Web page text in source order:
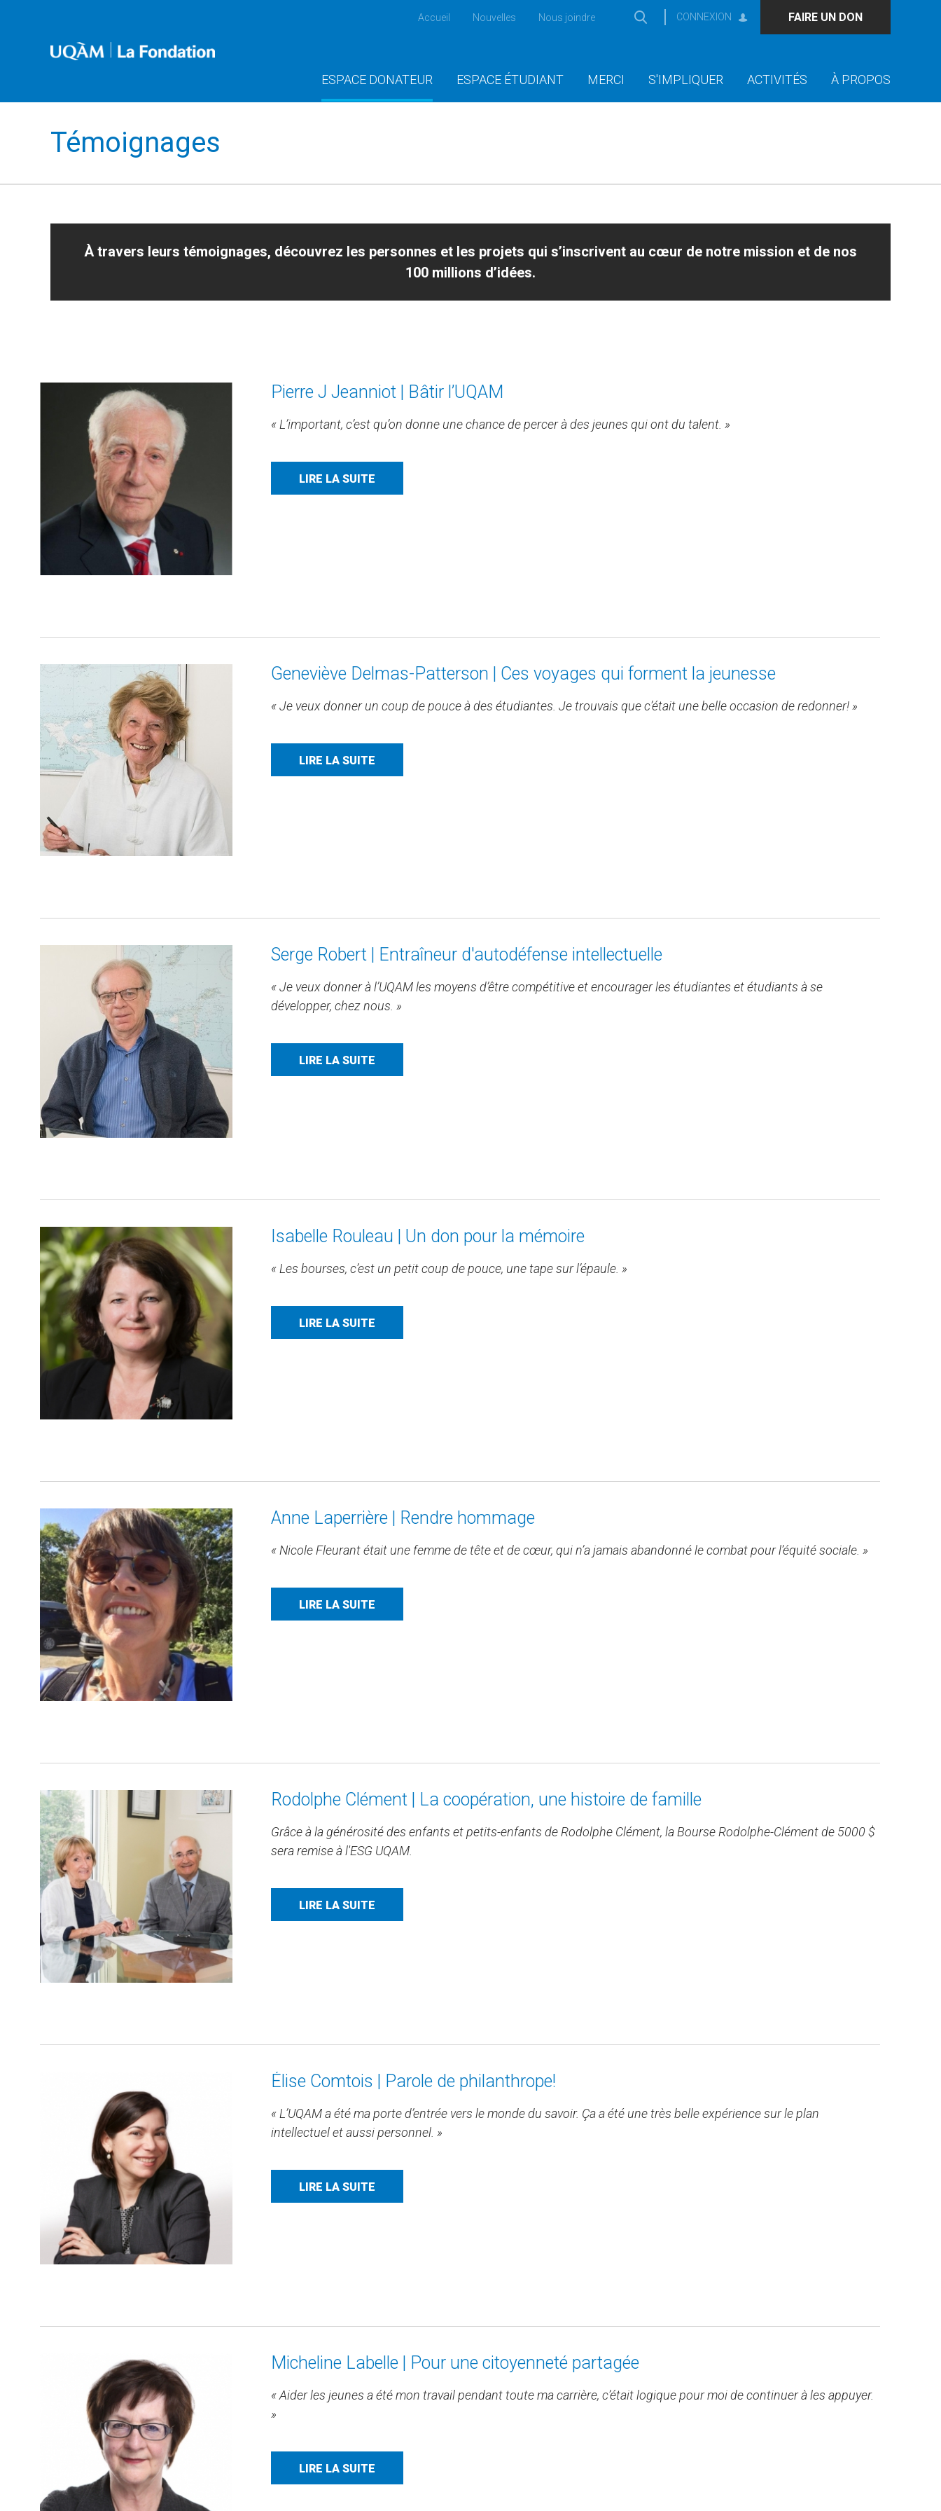
Accueil Nouvelles Nous joindre CONNEXION FAIRE UN DON
ESPACE DONATEUR ESPACE ÉTUDIANT MERCI S'IMPLIQUER ACTIVITÉS À PROPOS
Témoignages
À travers leurs témoignages, découvrez les personnes et les projets qui s’inscrivent au cœur de notre mission et de nos
100 millions d’idées.
Pierre J Jeanniot | Bâtir l’UQAM
« L’important, c’est qu’on donne une chance de percer à des jeunes qui ont du talent. »
LIRE LA SUITE
Geneviève Delmas-Patterson | Ces voyages qui forment la jeunesse
« Je veux donner un coup de pouce à des étudiantes. Je trouvais que c’était une belle occasion de redonner! »
LIRE LA SUITE
Serge Robert | Entraîneur d'autodéfense intellectuelle
« Je veux donner à l’UQAM les moyens d’être compétitive et encourager les étudiantes et étudiants à se
développer, chez nous. »
LIRE LA SUITE
Isabelle Rouleau | Un don pour la mémoire
« Les bourses, c’est un petit coup de pouce, une tape sur l’épaule. »
LIRE LA SUITE
Anne Laperrière | Rendre hommage
« Nicole Fleurant était une femme de tête et de cœur, qui n’a jamais abandonné le combat pour l’équité sociale. »
LIRE LA SUITE
Rodolphe Clément | La coopération, une histoire de famille
Grâce à la générosité des enfants et petits-enfants de Rodolphe Clément, la Bourse Rodolphe-Clément de 5000 $
sera remise à l'ESG UQAM.
LIRE LA SUITE
Élise Comtois | Parole de philanthrope!
« L’UQAM a été ma porte d’entrée vers le monde du savoir. Ça a été une très belle expérience sur le plan
intellectuel et aussi personnel. »
LIRE LA SUITE
Micheline Labelle | Pour une citoyenneté partagée
« Aider les jeunes a été mon travail pendant toute ma carrière, c’était logique pour moi de continuer à les appuyer.
»
LIRE LA SUITE